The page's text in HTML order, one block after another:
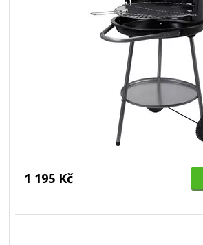
1 195 Kč